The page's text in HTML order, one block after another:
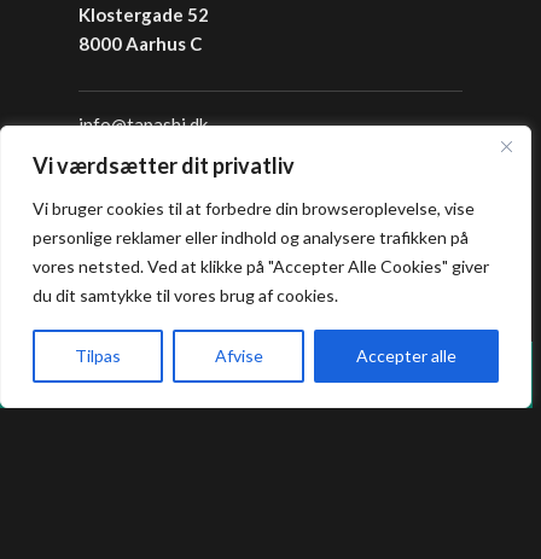
Vi værdsætter dit privatliv
Vi bruger cookies til at forbedre din browseroplevelse, vise
personlige reklamer eller indhold og analysere trafikken på
vores netsted. Ved at klikke på "Accepter Alle Cookies" giver
du dit samtykke til vores brug af cookies.
Tilpas Afvise Accepter alle
Vi holder lukket hver mandag i sommerferien.
Klostergade 52
8000 Aarhus C
info@tapashi.dk
+45 86 82 82 82
Åbningstider
Aften: 17:00 - 22:00
Køkkenet lukker en halv time før lukketid.